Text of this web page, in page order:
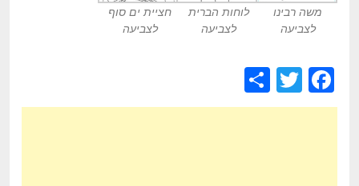
משה רבינו
לצביעה
לוחות הברית
לצביעה
חציית ים סוף
לצביעה
F
a
T
wi
h